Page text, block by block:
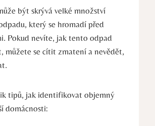
být skrývá velké množství
který se hromadí před
Pokud nevíte, jak tento odpad
můžete se cítit zmatení a nevědět,
tipů, jak identifikovat objemný
domácnosti: